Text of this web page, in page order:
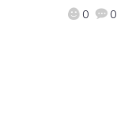
0 0